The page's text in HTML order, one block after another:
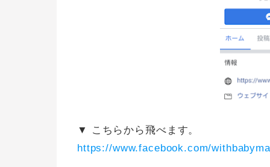
▼ こちらから飛べます。
https://www.facebook.com/